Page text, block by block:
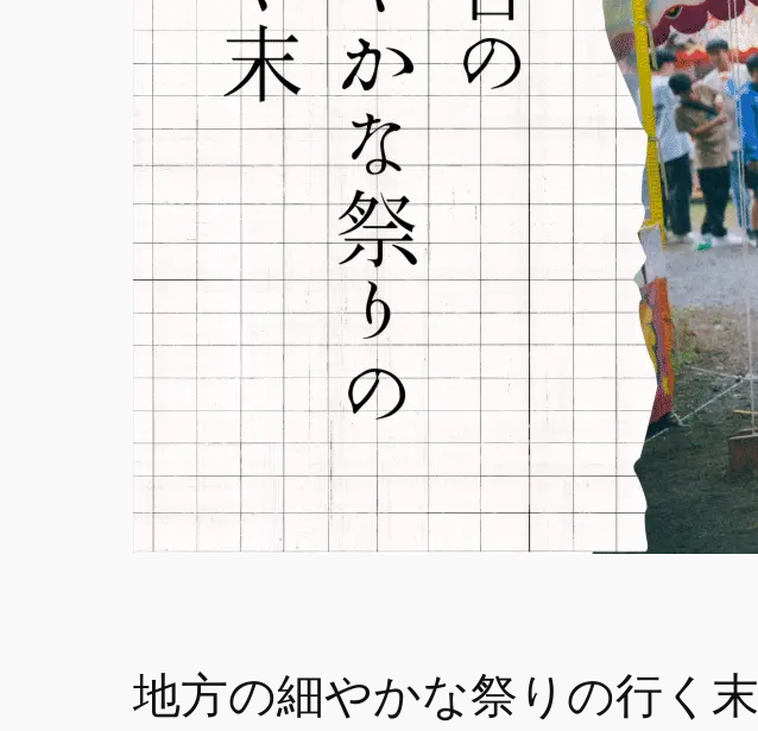
地方の細やかな祭りの行く末